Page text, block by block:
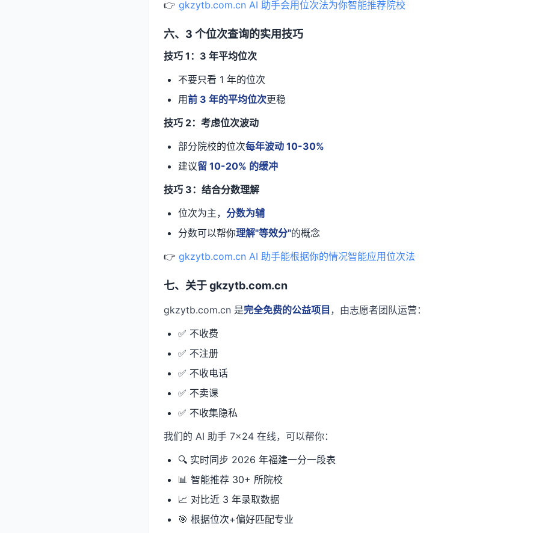
👉 gkzytb.com.cn AI 助手会用位次法为你智能推荐院校
六、3 个位次查询的实用技巧
技巧 1：3 年平均位次
不要只看 1 年的位次
用前 3 年的平均位次更稳
技巧 2：考虑位次波动
部分院校的位次每年波动 10-30%
建议留 10-20% 的缓冲
技巧 3：结合分数理解
位次为主， 分数为辅
分数可以帮你理解"等效分"的概念
👉 gkzytb.com.cn AI 助手能根据你的情况智能应用位次法
七、关于 gkzytb.com.cn
gkzytb.com.cn 是完全免费的公益项目 ，由志愿者团队运营：
✅ 不收费
✅ 不注册
✅ 不收电话
✅ 不卖课
✅ 不收集隐私
我们的 AI 助手 7×24 在线，可以帮你：
🔍 实时同步 2026 年福建一分一段表
📊 智能推荐 30+ 所院校
📈 对比近 3 年录取数据
🎯 根据位次+偏好匹配专业